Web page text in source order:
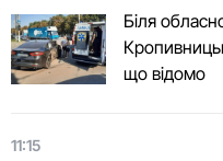
Біля
що відомо
11:15